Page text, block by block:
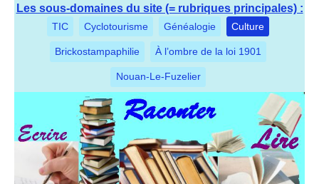
Les sous-domaines du site (= rubriques principales) :
TIC Cyclotourisme Généalogie Culture
Brickostampaphilie À l’ombre de la loi 1901
Nouan-Le-Fuzelier